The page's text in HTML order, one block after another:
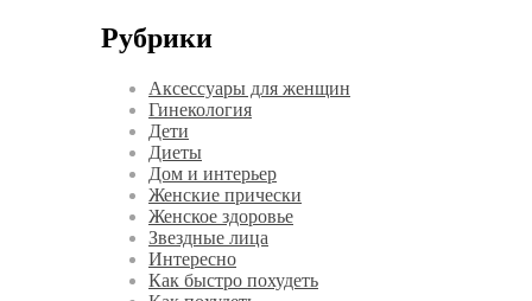
Рубрики
Аксессуары для женщин
Гинекология
Дети
Диеты
Дом и интерьер
Женские прически
Женское здоровье
Звездные лица
Интересно
Как быстро похудеть